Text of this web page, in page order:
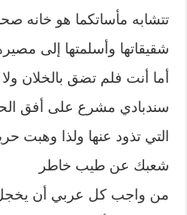
تتشابه مأساتكما هو خانه
شقيقاتها وأسلمتها إلى
أما أنت فلم تضق بالخلان
سندبادي مشرع على أفق
التي تذود عنها ولذا وهبت
شعبك عن طيب خاطر
من واجب كل عربي أن